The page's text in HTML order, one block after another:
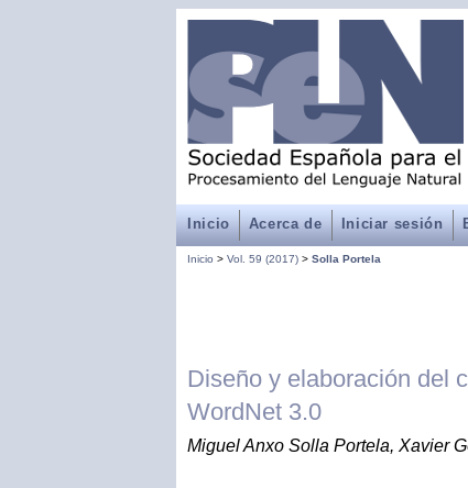
Inicio Acerca de Iniciar sesión
Inicio > Vol. 59 (2017) > Solla Portela
Diseño y elaboración del
WordNet 3.0
Miguel Anxo Solla Portela, Xavier